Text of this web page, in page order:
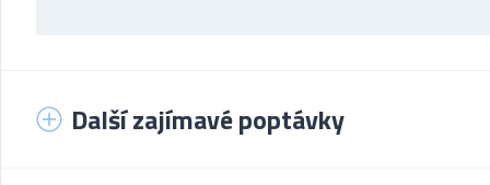
Další zajímavé poptávky